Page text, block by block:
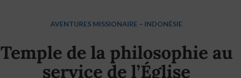
AVENTURES MISSIONAIRE – INDONÉSIE
Temple de la philosophie au
service de l’Église